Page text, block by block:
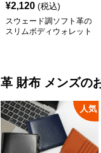
¥2,120 (税込)
スウェード調ソフト革の
スリムボディウォレット
革 財布 メンズの
人気